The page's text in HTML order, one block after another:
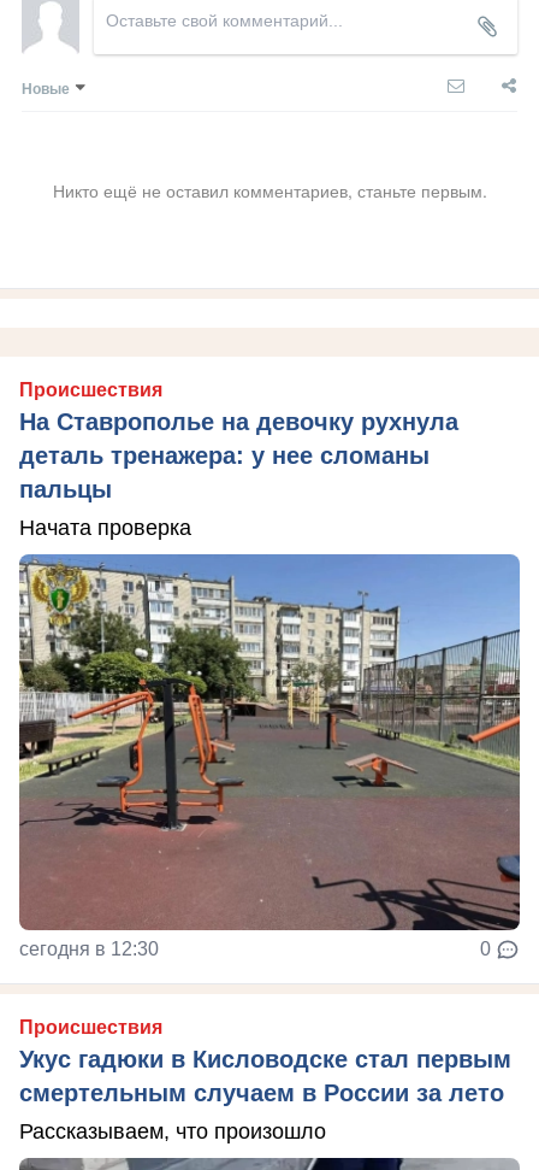
Новые
Никто ещё не оставил комментариев, станьте первым.
Происшествия
На Ставрополье на девочку рухнула
деталь тренажера: у нее сломаны
пальцы
Начата проверка
сегодня в 12:30 0
Происшествия
Укус гадюки в Кисловодске стал первым
смертельным случаем в России за лето
Рассказываем, что произошло